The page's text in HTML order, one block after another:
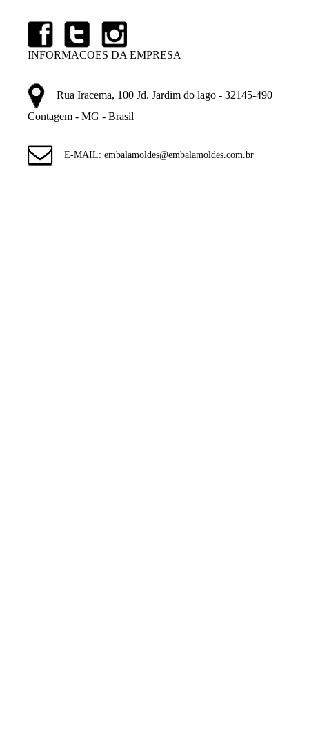
INFORMACOES DA EMPRESA
Rua Iracema, 100 Jd. Jardim do lago - 32145-490
Contagem - MG - Brasil
E-MAIL: embalamoldes@embalamoldes.com.br